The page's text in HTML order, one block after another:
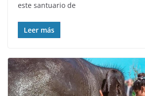
este santuario de
Leer más